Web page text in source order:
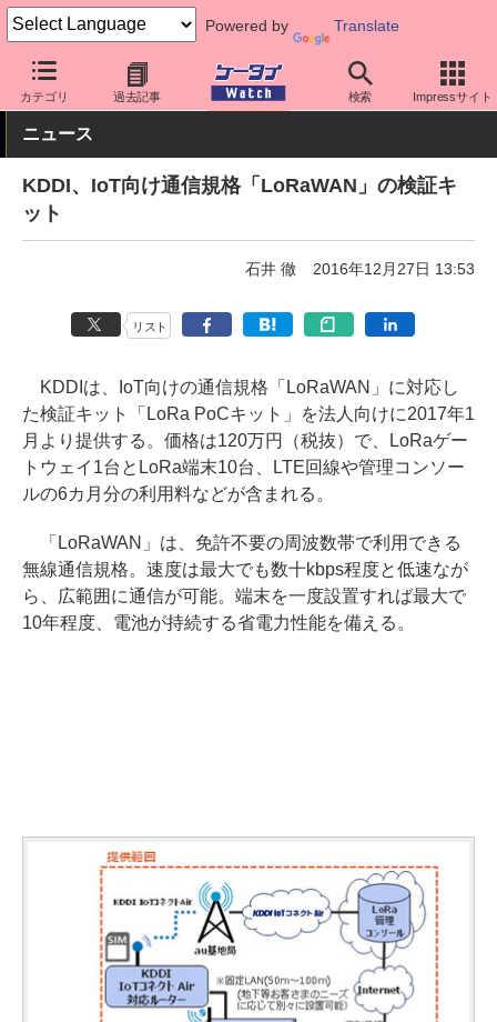
Powered by Translate
カテゴリ 過去記事 検索 Impressサイト
ケータイ Watch 法人向け IoT
ニュース
KDDI、IoT向け通信規格「LoRaWAN」の検証キ
ット
石井 徹 2016年12月27日 13:53
リスト
KDDIは、IoT向けの通信規格「LoRaWAN」に対応し
た検証キット「LoRa PoCキット」を法人向けに2017年1
月より提供する。価格は120万円（税抜）で、LoRaゲー
トウェイ1台とLoRa端末10台、LTE回線や管理コンソー
ルの6カ月分の利用料などが含まれる。
「LoRaWAN」は、免許不要の周波数帯で利用できる
無線通信規格。速度は最大でも数十kbps程度と低速なが
ら、広範囲に通信が可能。端末を一度設置すれば最大で
10年程度、電池が持続する省電力性能を備える。